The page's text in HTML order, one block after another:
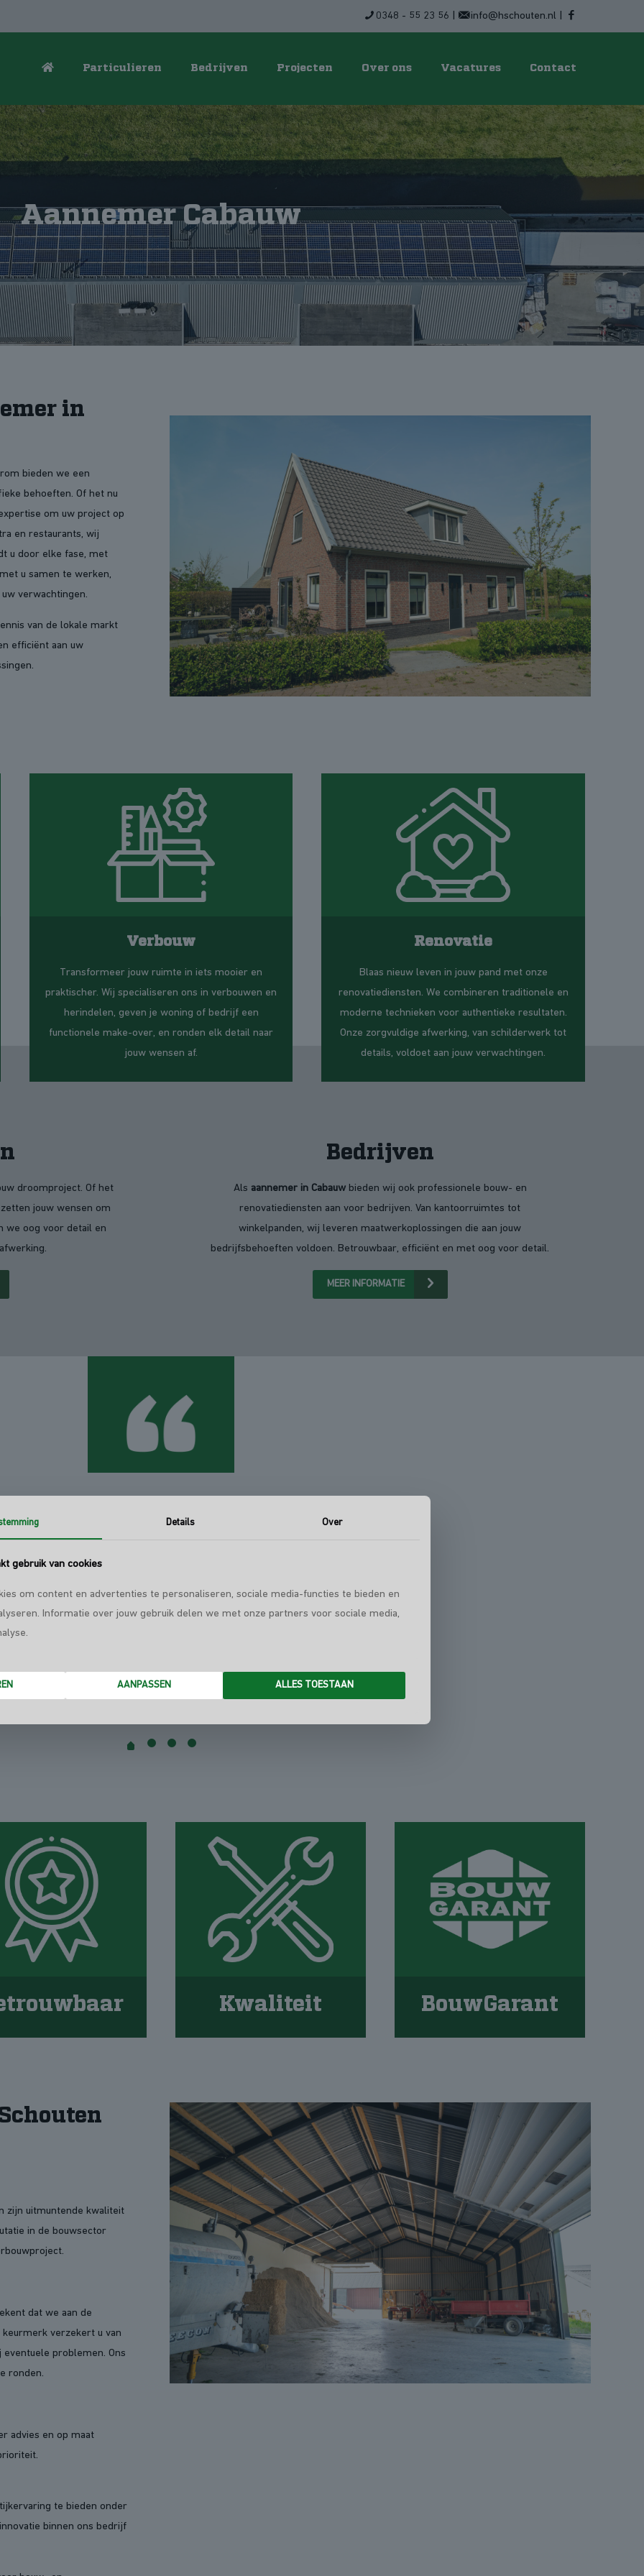
0348 - 55 23 56 info@hschouten.nl
Particulieren Bedrijven Projecten Over ons Vacatures Contact
Aannemer Cabauw
in
bieden we een
behoeften. Of het nu
om uw project op
en restaurants, wij
u door elke fase, met
u samen te werken,
verwachtingen.
van de lokale markt
efficiënt aan uw
Verbouw
Transformeer jouw ruimte in iets mooier en
praktischer. Wij specialiseren ons in verbouwen en
herindelen, geven je woning of bedrijf een
functionele make-over, en ronden elk detail naar
jouw wensen af.
Renovatie
Blaas nieuw leven in jouw pand met onze
renovatiediensten. We combineren traditionele en
moderne technieken voor authentieke resultaten.
Onze zorgvuldige afwerking, van schilderwerk tot
details, voldoet aan jouw verwachtingen.
droomproject. Of het
jouw wensen om
we oog voor detail en
Bedrijven
Als aannemer in Cabauwbieden wij ook professionele bouw- en
renovatiediensten aan voor bedrijven. Van kantoorruimtes tot
winkelpanden, wij leveren maatwerkoplossingen die aan jouw
bedrijfsbehoeften voldoen. Betrouwbaar, efficiënt en met oog voor detail.
MEER INFORMATIE
wat klantenvan ons vinden
"Bedankt!"
Kwaliteit BouwGarant
zijn uitmuntende kwaliteit
in de bouwsector
dat we aan de
verzekert u van
problemen. Ons
ronden.
advies en op maat
te bieden onder
binnen ons bedrijf
Details Over
gebruik van cookies
om content en advertenties te personaliseren, sociale media-functies te bieden en
Informatie over jouw gebruik delen we met onze partners voor sociale media,
AANPASSEN ALLES TOESTAAN